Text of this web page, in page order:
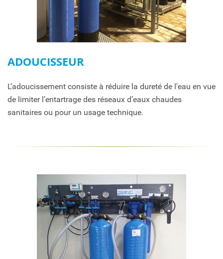
ADOUCISSEUR
L’adoucissement consiste à réduire la dureté de l'eau en vue
de limiter l’entartrage des réseaux d’eaux chaudes
sanitaires ou pour un usage technique.